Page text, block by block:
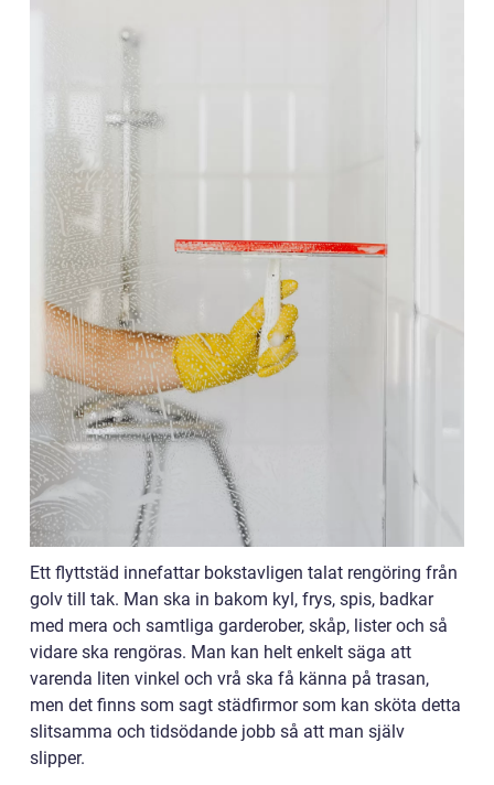
Ett flyttstäd innefattar bokstavligen talat rengöring från
golv till tak. Man ska in bakom kyl, frys, spis, badkar
med mera och samtliga garderober, skåp, lister och så
vidare ska rengöras. Man kan helt enkelt säga att
varenda liten vinkel och vrå ska få känna på trasan,
men det finns som sagt städfirmor som kan sköta detta
slitsamma och tidsödande jobb så att man själv
slipper.